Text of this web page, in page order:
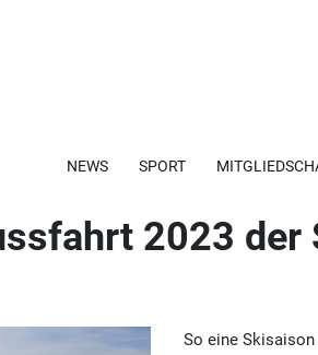
NEWS SPORT
2023 der
So eine